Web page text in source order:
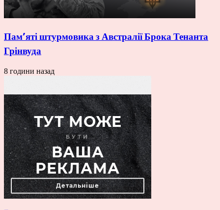
Пам’яті штурмовика з Австралії Брока Тенанта
Грінвуда
8 години назад